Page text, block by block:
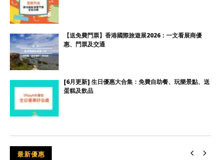
【送免費門票】香港國際旅遊展2026：一文看展商優
惠、門票及交通
[6月更新] 生日優惠大合集：免費自助餐、玩樂景點、送
蛋糕及飲品
最新優惠